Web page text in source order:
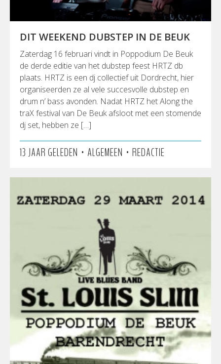
DIT WEEKEND DUBSTEP IN DE BEUK
Zaterdag 16 februari vindt in Poppodium De Beuk
de derde editie van het dubstep feest HRTZ db
plaats. HRTZ is een dj collectief uit Dordrecht, hier
organiseerden ze al vele succesvolle dubstep en
drum n’ bass avonden. Nadat HRTZ het Along the
traX festival van De Beuk afsloot met een stomende
dj set, hebben ze […]
13 JAAR GELEDEN • ALGEMEEN • REDACTIE